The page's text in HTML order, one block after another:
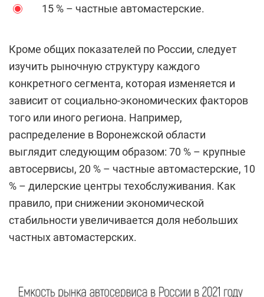
15 % – частные автомастерские.
Кроме общих показателей по России, следует
изучить рыночную структуру каждого
конкретного сегмента, которая изменяется и
зависит от социально-экономических факторов
того или иного региона. Например,
распределение в Воронежской области
выглядит следующим образом: 70 % – крупные
автосервисы, 20 % – частные автомастерские, 10
% – дилерские центры техобслуживания. Как
правило, при снижении экономической
стабильности увеличивается доля небольших
частных автомастерских.